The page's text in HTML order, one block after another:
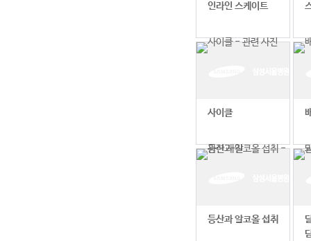
인라인 스케이트
사이클
등산과 알코올 섭취